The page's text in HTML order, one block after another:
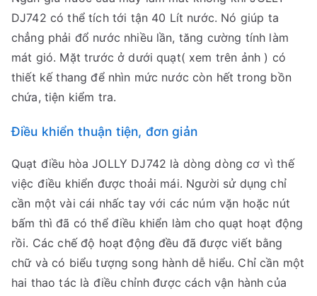
DJ742 có thể tích tới tận 40 Lít nước. Nó giúp ta
chẳng phải đổ nước nhiều lần, tăng cường tính làm
mát gió. Mặt trước ở dưới quạt( xem trên ảnh ) có
thiết kế thang để nhìn mức nước còn hết trong bồn
chứa, tiện kiểm tra.
Điều khiển thuận tiện, đơn giản
Quạt điều hòa JOLLY DJ742 là dòng dòng cơ vì thế
việc điều khiển được thoải mái. Người sử dụng chỉ
cần một vài cái nhấc tay với các núm vặn hoặc nút
bấm thì đã có thể điều khiển làm cho quạt hoạt động
rồi. Các chế độ hoạt động đều đã được viết bằng
chữ và có biểu tượng song hành dễ hiểu. Chỉ cần một
hai thao tác là điều chỉnh được cách vận hành của